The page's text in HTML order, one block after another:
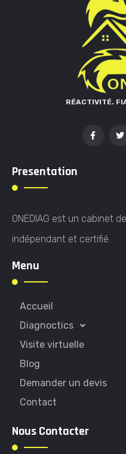
RÉACTIVITÉ.
Presentation
ONEDIAG est un cabinet de
indépendant et certifié
Menu
Accueil
Diagnoctics
Visite virtuelle
Blog
Demander un devis
Contact
Nous Contacter